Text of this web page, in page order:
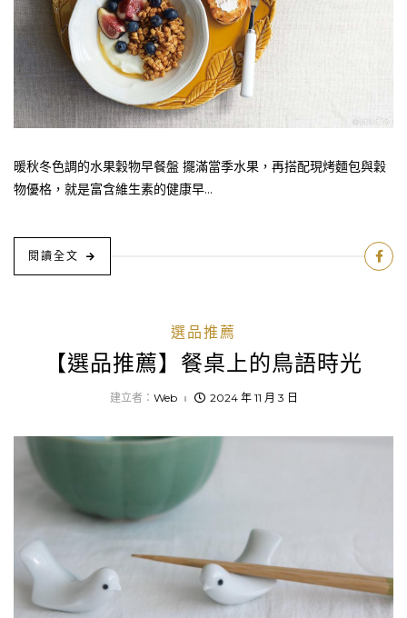
暖秋冬色調的水果穀物早餐盤 擺滿當季水果，再搭配現烤麵包與穀
物優格，就是富含維生素的健康早...
閱讀全文
選品推薦
【選品推薦】餐桌上的鳥語時光
建立者： Web 2024 年 11 月 3 日